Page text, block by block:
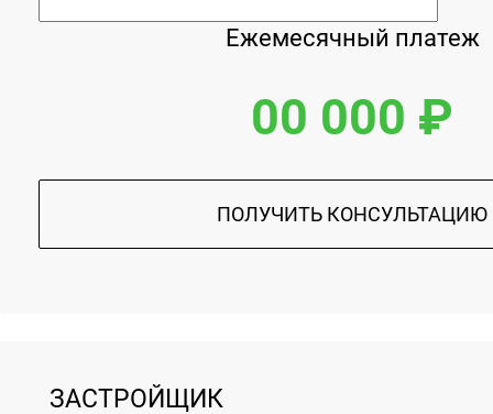
Ежемесячный платеж
00 000 ₽
ПОЛУЧИТЬ КОНСУЛЬТАЦИЮ
ЗАСТРОЙЩИК